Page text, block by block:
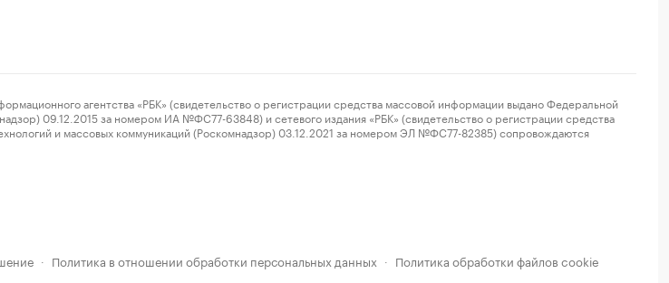
агентства «РБК» (свидетельство о регистрации средства массовой информации выдано Федеральной
09.12.2015 за номером ИА №ФС77-63848) и сетевого издания «РБК» (свидетельство о регистрации средства
и массовых коммуникаций (Роскомнадзор) 03.12.2021 за номером ЭЛ №ФС77-82385) сопровождаются
· Политика в отношении обработки персональных данных · Политика обработки файлов cookie